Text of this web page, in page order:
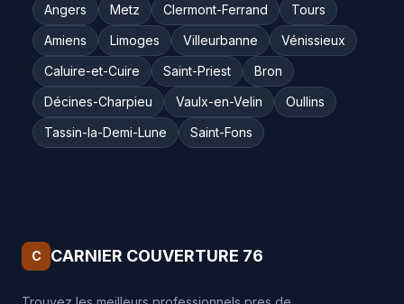
Angers
Metz Clermont-Ferrand
Tours
Amiens
Limoges Villeurbanne
Vénissieux
Caluire-et-Cuire
Saint-Priest
Bron
Décines-Charpieu
Vaulx-en-Velin
Oullins
Tassin-la-Demi-Lune
Saint-Fons
C CARNIER COUVERTURE 76